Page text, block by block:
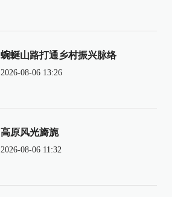
蜿蜒山路打通乡村振兴脉络
2026-08-06 13:26
高原风光旖旎
2026-08-06 11:32